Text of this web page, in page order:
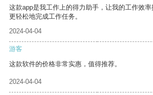
这款app是我工作上的得力助手，让我的工作效
更轻松地完成工作任务。
2024-04-04
游客
这款软件的价格非常实惠，值得推荐。
2024-04-04